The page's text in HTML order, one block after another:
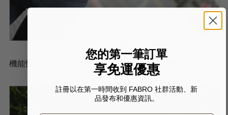
機能性絕佳的黑羊質感單品，數量有限，值得你擁有。
您的第一筆訂單
享免運優惠
註冊以在第一時間收到 FABRO 社群活動、新
品發布和優惠資訊。